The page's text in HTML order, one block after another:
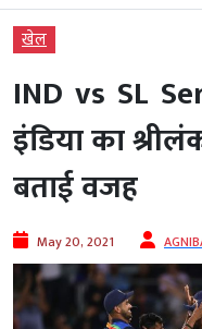
खेल
IND vs SL
इंडिया का
बताई वजह
May 20, 2021